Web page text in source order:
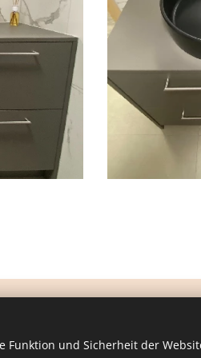
Funktion und Sicherheit der